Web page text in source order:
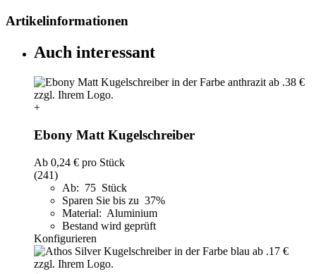
Artikelinformationen
Auch interessant
+
Ebony Matt Kugelschreiber
Ab 0,24 € pro Stück
(241)
Ab: 75 Stück
Sparen Sie bis zu 37%
Material: Aluminium
Bestand wird geprüft
Konfigurieren